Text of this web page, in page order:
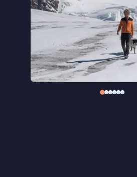
“Monumentale verstilling uit
berglandschappen” ★★★ de
“Heerlijk wegdromen bij de
van het berglandschap” ★★★★
“Door het prettige, kalme